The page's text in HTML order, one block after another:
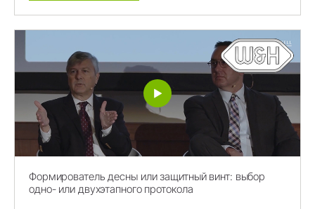
Формирователь десны или защитный винт: выбор
одно- или двухэтапного протокола